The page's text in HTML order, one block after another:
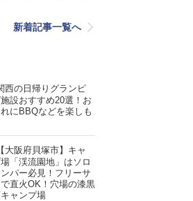
新着記事一覧へ
西の日帰りグランピ
設おすすめ20選！お
にBBQなどを楽しも
【大阪府貝塚市】キャ
「渓流園地」はソロ
パー必見！フリーサ
直火OK！穴場の漆黒
ャンプ場